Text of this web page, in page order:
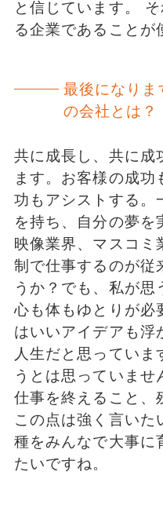
と信じています。
る企業であることが
最後になりま
の会社とは？
共に成長し、共に成
ます。お客様の成
功もアシストする。
を持ち、自分の夢を
映像業界、マスコミ
制で仕事するのが従
うか？でも、私が思
心も体もゆとりが必
はいいアイデアも浮
人生だと思っていま
うとは思っていませ
仕事を終えること、
この点は強く言いた
種をみんなで大事に
たいですね。